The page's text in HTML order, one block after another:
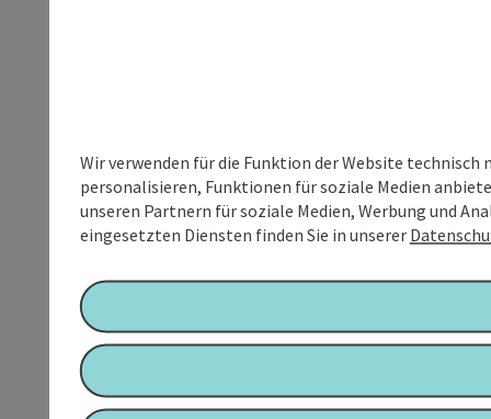
Wir verwenden für die Funktion der Website
personalisieren, Funktionen für soziale Medien
unseren Partnern für soziale Medien, Werbung und
eingesetzten Diensten finden Sie in unserer